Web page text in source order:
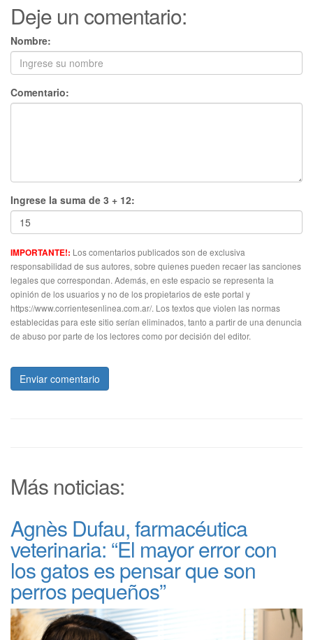
Deje un comentario:
Nombre:
Comentario:
Ingrese la suma de 3 + 12:
IMPORTANTE!: Los comentarios publicados son de exclusiva
responsabilidad de sus autores, sobre quienes pueden recaer las sanciones
legales que correspondan. Además, en este espacio se representa la
opinión de los usuarios y no de los propietarios de este portal y
https://www.corrientesenlinea.com.ar/. Los textos que violen las normas
establecidas para este sitio serían eliminados, tanto a partir de una denuncia
de abuso por parte de los lectores como por decisión del editor.
Enviar comentario
Más noticias:
Agnès Dufau, farmacéutica
veterinaria: “El mayor error con
los gatos es pensar que son
perros pequeños”